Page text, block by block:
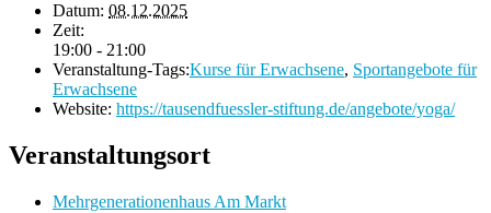
Datum: 08.12.2025
Zeit:
19:00 - 21:00
Veranstaltung-Tags:Kurse für Erwachsene, Sportangebote für
Erwachsene
Website: https://tausendfuessler-stiftung.de/angebote/yoga/
Veranstaltungsort
Mehrgenerationenhaus Am Markt